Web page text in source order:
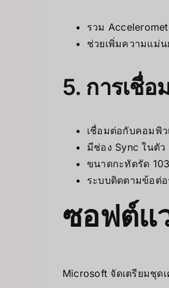
รวม
ช่วยเพิ่มความแม่
5. การเชื่
เชื่อมต่อกับคอมพิว
มีช่อง Sync ในตั
ขนาดกะทัดรัด
ระบบติดตามข้อต่
ซอฟต์แ
Microsoft จัดเตรียมชุด